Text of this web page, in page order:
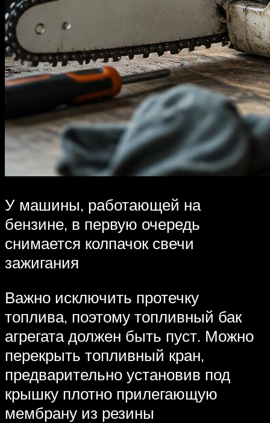
У машины, работающей на
бензине, в первую очередь
снимается колпачок свечи
зажигания
Важно исключить протечку
топлива, поэтому топливный бак
агрегата должен быть пуст. Можно
перекрыть топливный кран,
предварительно установив под
крышку плотно прилегающую
мембрану из резины